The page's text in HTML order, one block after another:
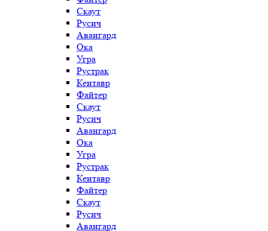
Скаут
Русич
Авангард
Ока
Угра
Рустрак
Кентавр
Файтер
Скаут
Русич
Авангард
Ока
Угра
Рустрак
Кентавр
Файтер
Скаут
Русич
Авангард